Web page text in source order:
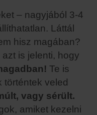
– nagyjából 3-4
Láttál
hisz magában?
is jelenti, hogy
Te is
történtek veled
vagy sérült.
amiket kezelni